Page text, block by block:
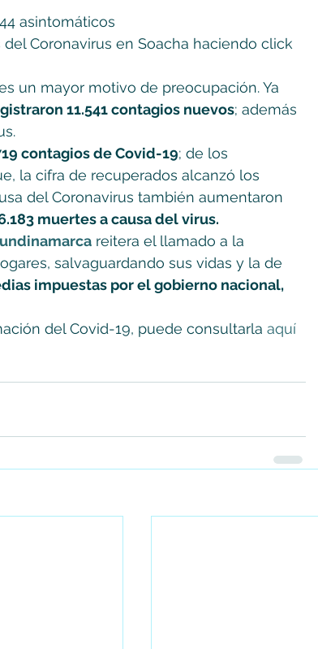
asintomáticos
Coronavirus en Soacha haciendo click
un mayor motivo de preocupación. Ya
11.541 contagios nuevos; además
contagios de Covid-19; de los
la cifra de recuperados alcanzó los
del Coronavirus también aumentaron
muertes a causa del virus.
reitera el llamado a la
salvaguardando sus vidas y la de
impuestas por el gobierno nacional,
del Covid-19, puede consultarla aquí